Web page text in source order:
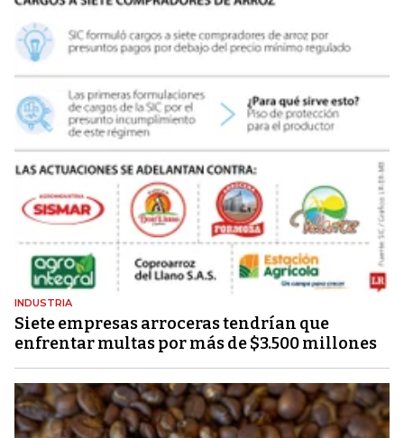
INDUSTRIA
Siete empresas arroceras tendrían que
enfrentar multas por más de $3.500 millones